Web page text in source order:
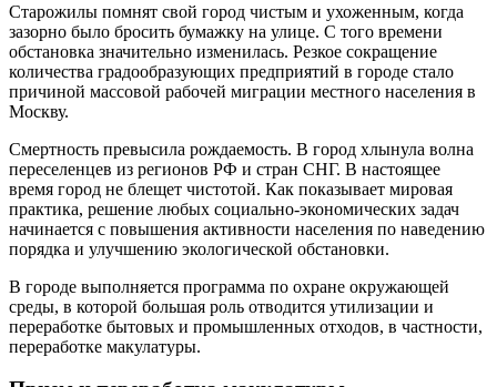
Старожилы помнят свой город чистым и ухоженным, когда
зазорно было бросить бумажку на улице. С того времени
обстановка значительно изменилась. Резкое сокращение
количества градообразующих предприятий в городе стало
причиной массовой рабочей миграции местного населения в
Москву.
Смертность превысила рождаемость. В город хлынула волна
переселенцев из регионов РФ и стран СНГ. В настоящее
время город не блещет чистотой. Как показывает мировая
практика, решение любых социально-экономических задач
начинается с повышения активности населения по наведению
порядка и улучшению экологической обстановки.
В городе выполняется программа по охране окружающей
среды, в которой большая роль отводится утилизации и
переработке бытовых и промышленных отходов, в частности,
переработке макулатуры.